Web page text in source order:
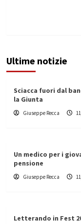
Ultime notizie
Sciacca fuori dal
la Giunta
Giuseppe Recca
Un medico per i
pensione
Giuseppe Recca
Letterando in Fest